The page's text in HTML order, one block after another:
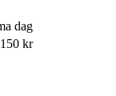
dag
kr